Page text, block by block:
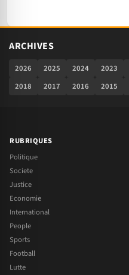
ARCHIVES
2026 2025 2024 2023
2018
2017 2016 2015
RUBRIQUES
Politique
Societe
Justice
Economie
International
People
Sports
Football
Lutte